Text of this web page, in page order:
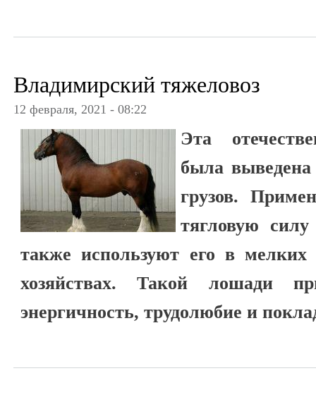
Владимирский тяжеловоз
12 февраля, 2021 - 08:22
Эта
была
грузов.
тягловую
также используют его в
хозяйствах. Такой лошади
энергичность, трудолюбие и